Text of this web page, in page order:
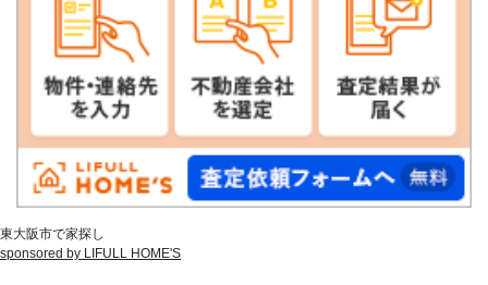
東大阪市で家探し
sponsored by LIFULL HOME'S